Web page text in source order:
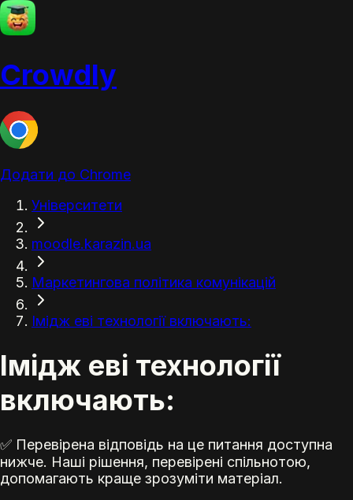
Crowdly
Додати до Chrome
Університети
moodle.karazin.ua
Маркетингова політика комунікацій
Імідж еві технології включають:
Імідж еві технології
включають:
✅ Перевірена відповідь на це питання доступна
нижче. Наші рішення, перевірені спільнотою,
допомагають краще зрозуміти матеріал.